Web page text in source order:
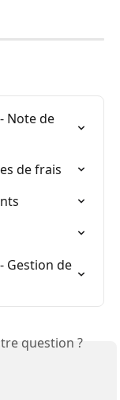
Note de
de frais
Gestion de
question ?